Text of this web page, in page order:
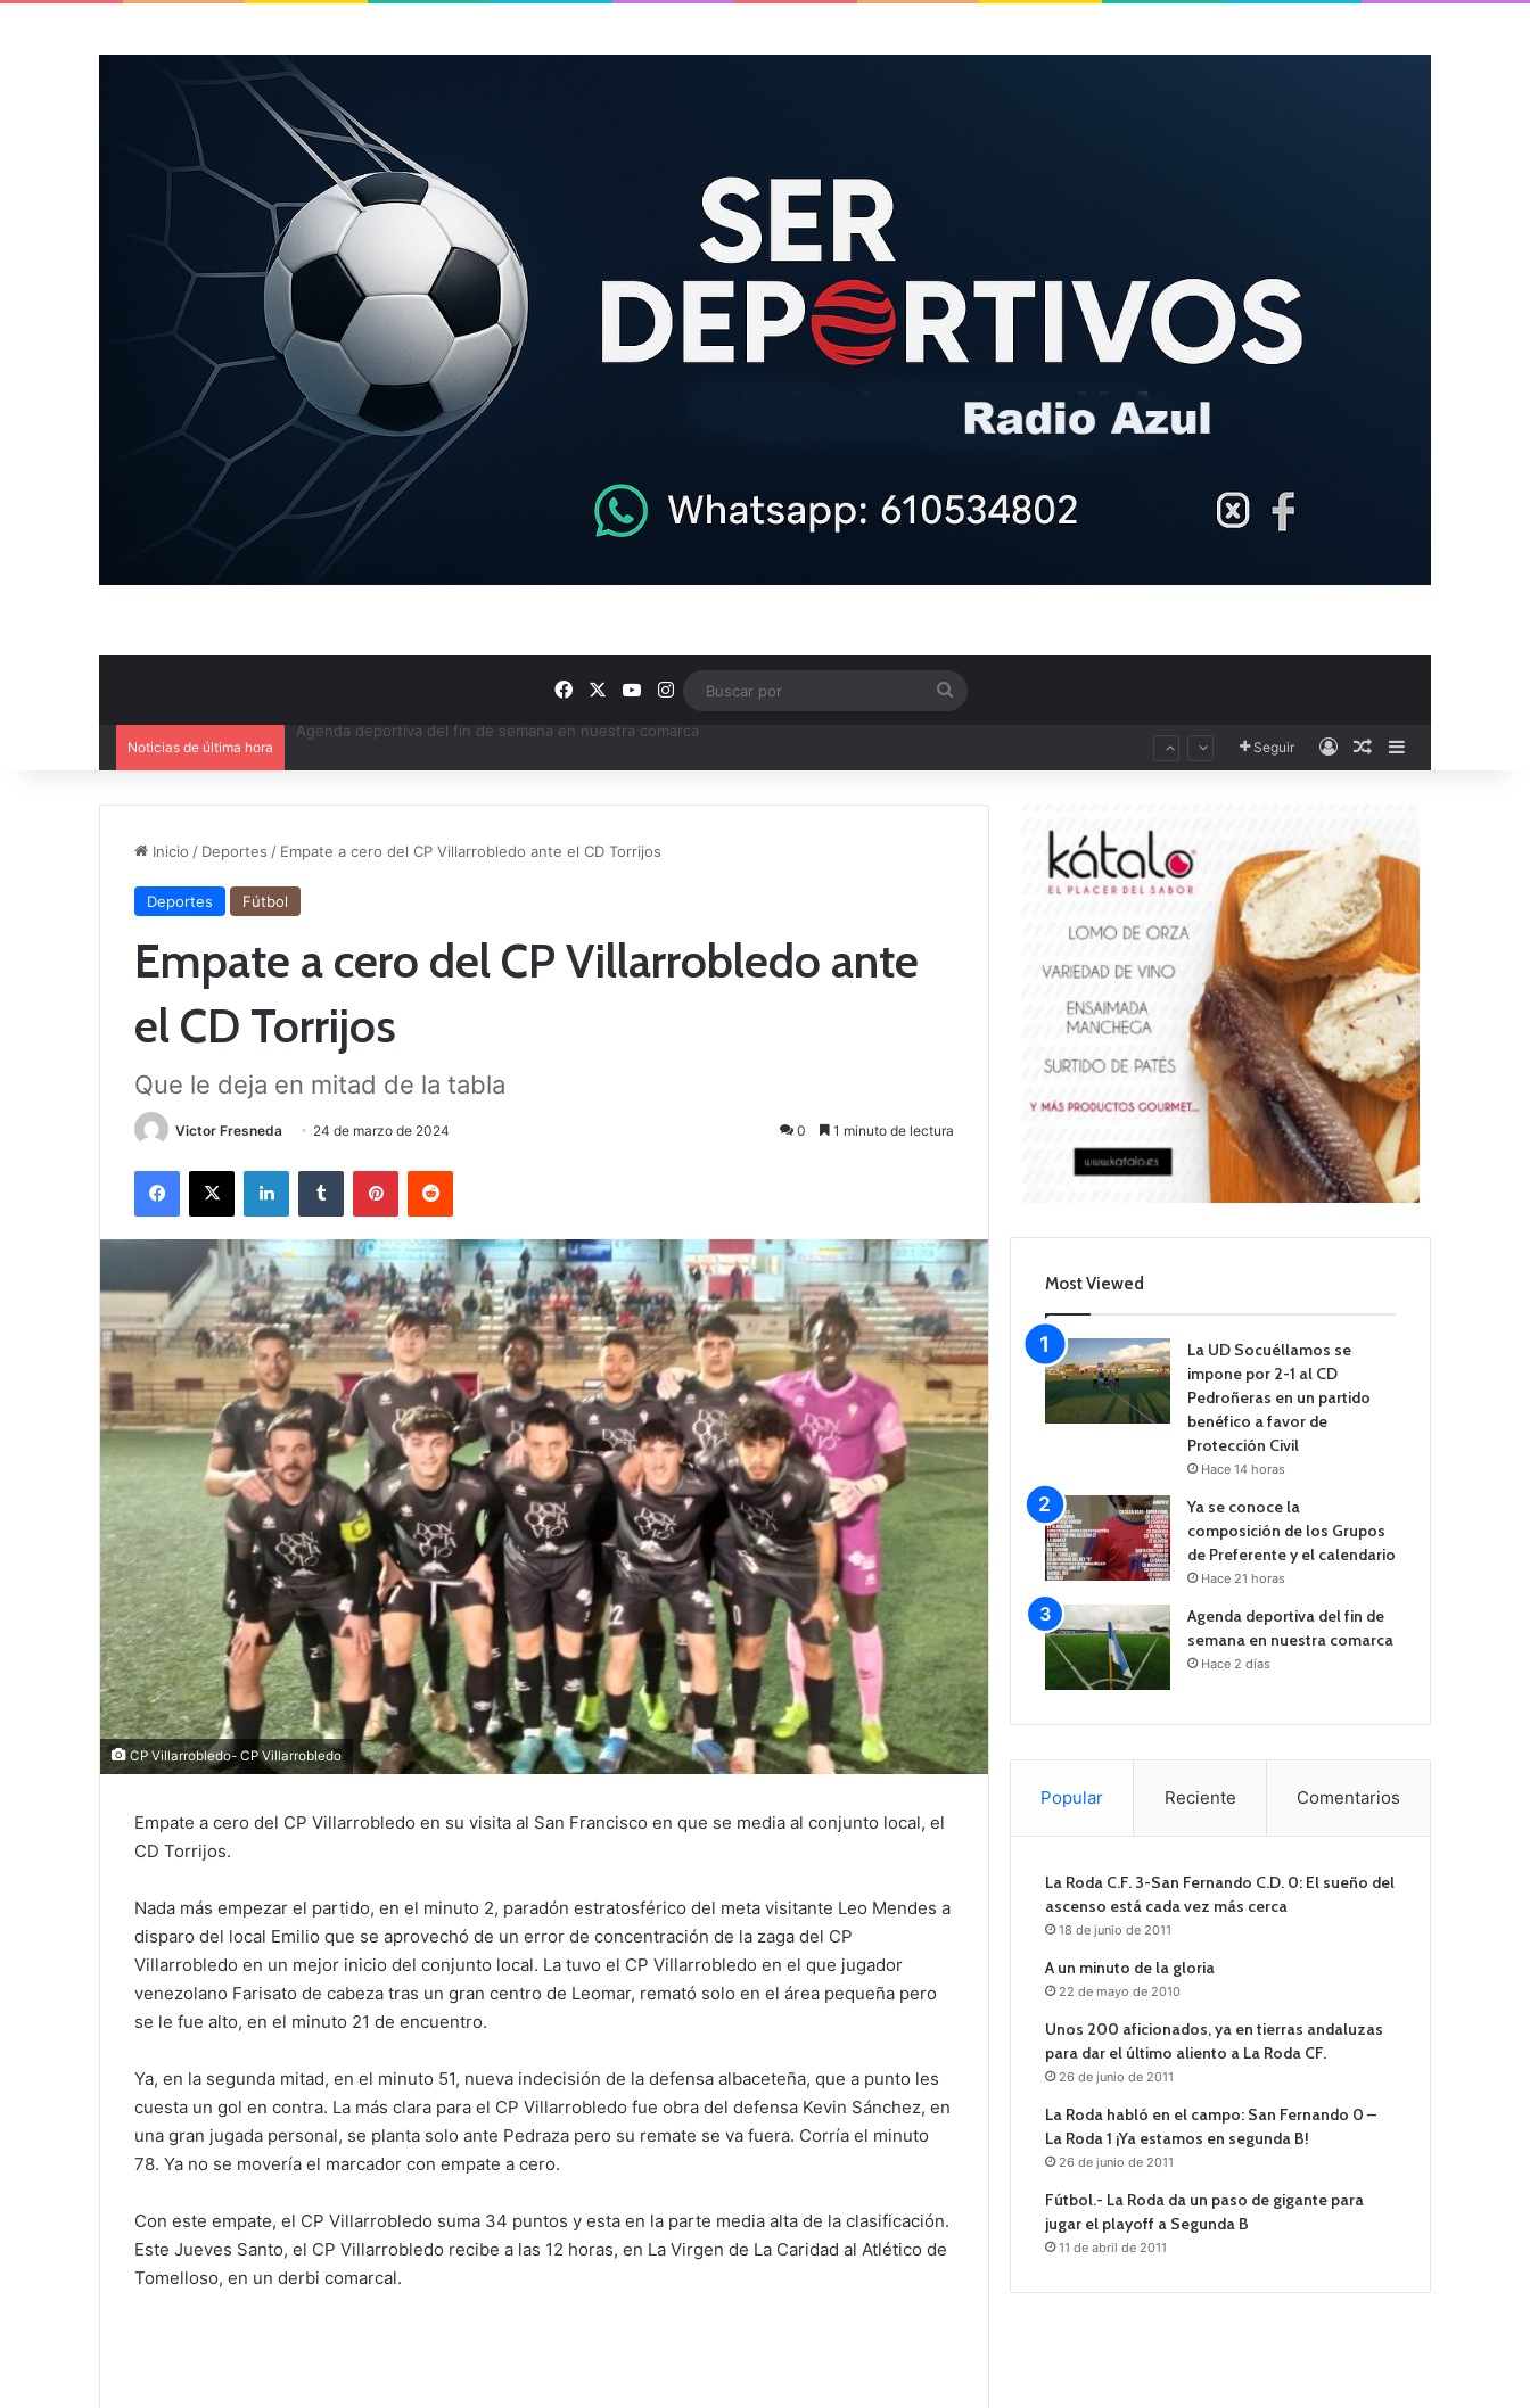
FacebookYouTube
Instagram
Noticias de última hora Seguir AccesoPublicación al
Inicio / Deportes / Empate a cero del CP Villarrobledo ante el CD Torrijos
Deportes Fútbol
Empate a cero del CP Villarrobledo ante
el CD Torrijos
Que le deja en mitad de la tabla
Victor Fresneda 24 de marzo de 2024 0 1 minuto de lectura
CP Villarrobledo- CP Villarrobledo
Empate a cero del CP Villarrobledo en su visita al San Francisco en que se media al conjunto local, el
CD Torrijos.
Nada más empezar el partido, en el minuto 2, paradón estratosférico del meta visitante Leo Mendes a
disparo del local Emilio que se aprovechó de un error de concentración de la zaga del CP
Villarrobledo en un mejor inicio del conjunto local. La tuvo el CP Villarrobledo en el que jugador
venezolano Farisato de cabeza tras un gran centro de Leomar, remató solo en el área pequeña pero
se le fue alto, en el minuto 21 de encuentro.
Ya, en la segunda mitad, en el minuto 51, nueva indecisión de la defensa albaceteña, que a punto les
cuesta un gol en contra. La más clara para el CP Villarrobledo fue obra del defensa Kevin Sánchez, en
una gran jugada personal, se planta solo ante Pedraza pero su remate se va fuera. Corría el minuto
78. Ya no se movería el marcador con empate a cero.
Con este empate, el CP Villarrobledo suma 34 puntos y esta en la parte media alta de la clasificación.
Este Jueves Santo, el CP Villarrobledo recibe a las 12 horas, en La Virgen de La Caridad al Atlético de
Tomelloso, en un derbi comarcal.
Most Viewed
La UD Socuéllamos se
impone por 2-1 al CD
Pedroñeras en un partido
benéfico a favor de
Protección Civil
Hace 14 horas
Ya se conoce la
composición de los Grupos
de Preferente y el calendario
Hace 21 horas
Agenda deportiva del fin de
semana en nuestra comarca
Hace 2 días
Popular Reciente Comentarios
La Roda C.F. 3-San Fernando C.D. 0: El sueño del
ascenso está cada vez más cerca
18 de junio de 2011
A un minuto de la gloria
22 de mayo de 2010
Unos 200 aficionados, ya en tierras andaluzas
para dar el último aliento a La Roda CF.
26 de junio de 2011
La Roda habló en el campo: San Fernando 0 –
La Roda 1 ¡Ya estamos en segunda B!
26 de junio de 2011
Fútbol.- La Roda da un paso de gigante para
jugar el playoff a Segunda B
11 de abril de 2011